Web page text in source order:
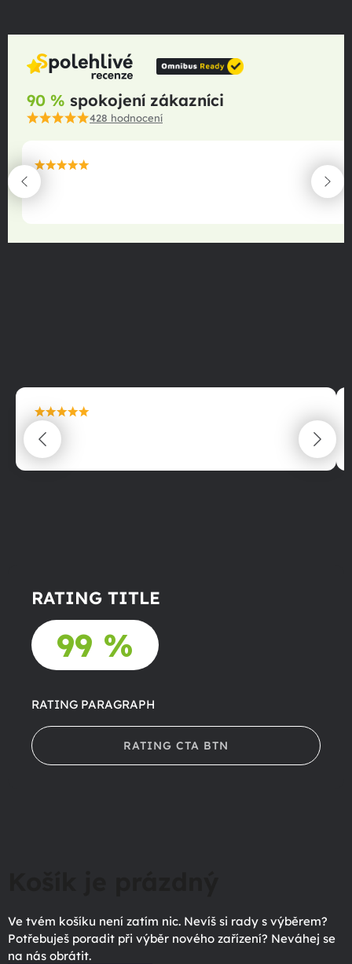
90 % spokojení zákazníci
428 hodnocení
maximální spokojenost
22.06.2025
maximální spokojenost
22.06.2025
RATING TITLE
99 %
RATING PARAGRAPH
RATING CTA BTN
Ve tvém košíku není zatím nic. Nevíš si rady s výběrem?
Potřebuješ poradit při výběr nového zařízení? Neváhej se
na nás obrátit.